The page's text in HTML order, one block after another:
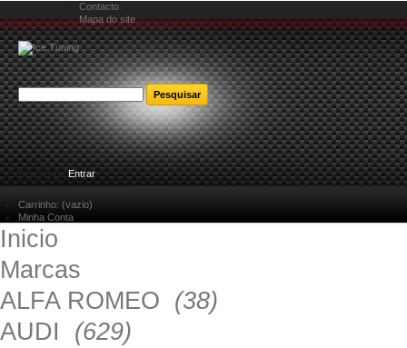
Contacto
Mapa do site
Bem-vindoEntrar
Carrinho: (vazio)
Minha Conta
Inicio
Marcas
ALFA ROMEO (38)
AUDI (629)